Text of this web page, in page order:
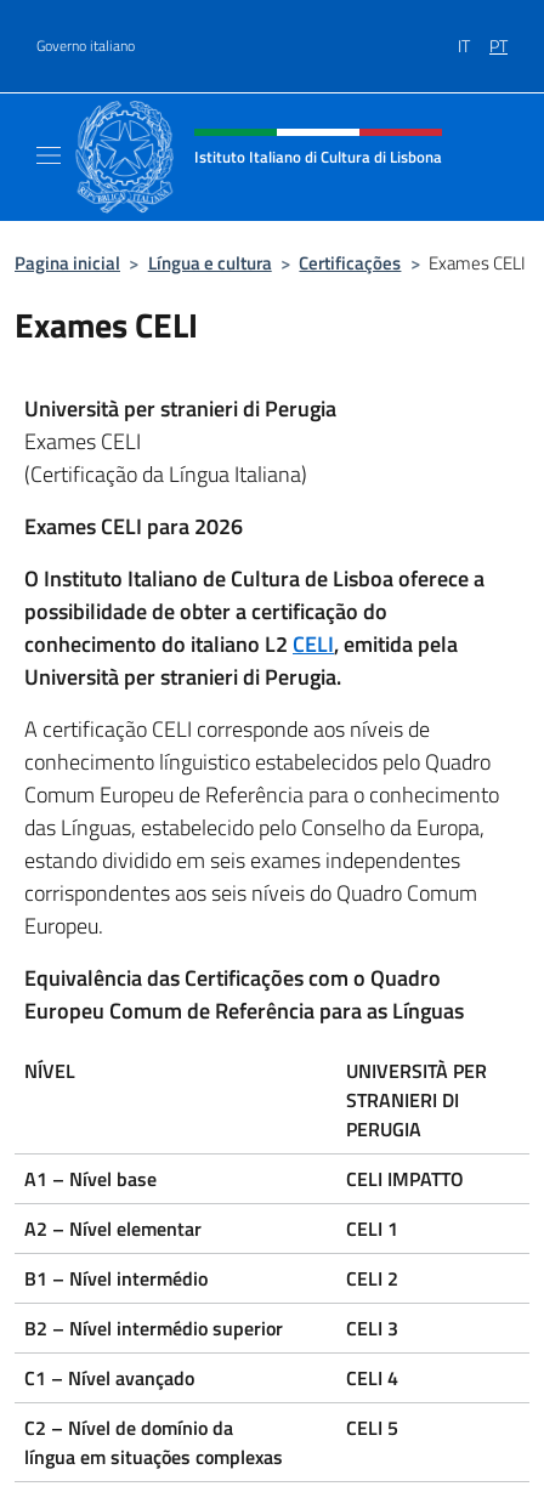
Governo italiano IT PT
Site, social e cabeçalho do menu
Istituto Italiano di Cultura di Lisbona
Pagina inicial > Língua e cultura > Certificações > Exames CELI
Exames CELI
Università per stranieri di Perugia
Exames CELI
(Certificação da Língua Italiana)
Exames CELI para 2026
O Instituto Italiano de Cultura de Lisboa oferece a
possibilidade de obter a certificação do
conhecimento do italiano L2 CELI, emitida pela
Università per stranieri di Perugia.
A certificação CELI corresponde aos níveis de
conhecimento línguistico estabelecidos pelo Quadro
Comum Europeu de Referência para o conhecimento
das Línguas, estabelecido pelo Conselho da Europa,
estando dividido em seis exames independentes
corrispondentes aos seis níveis do Quadro Comum
Europeu.
Equivalência das Certificações com o Quadro
Europeu Comum de Referência para as Línguas
NÍVEL
UNIVERSITÀ PER
STRANIERI DI
PERUGIA
A1 – Nível base
CELI IMPATTO
A2 – Nível elementar
CELI 1
B1 – Nível intermédio
CELI 2
B2 – Nível intermédio superior
CELI 3
C1 – Nível avançado
CELI 4
C2 – Nível de domínio da
língua em situações complexas
CELI 5